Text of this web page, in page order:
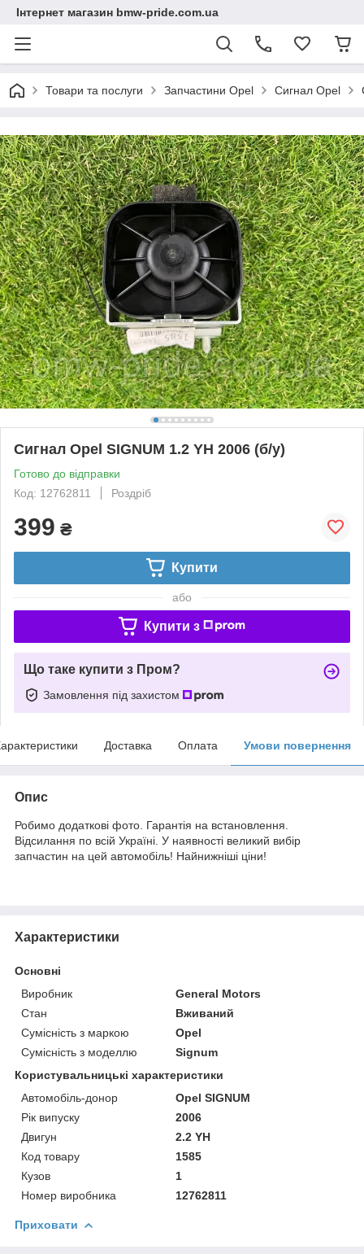
Інтернет магазин bmw-pride.com.ua
Товари та послуги Запчастини Opel Сигнал Opel
Сигнал Opel SIGNUM 1.2 YH 2006 (б/у)
Готово до відправки
Код: 12762811
Роздріб
399 ₴
Купити
або
Купити з
Що таке купити з Пром?
Замовлення під захистом
Доставка Оплата Умови повернення
Опис
Робимо додаткові фото. Гарантія на встановлення.
Відсилання по всій Україні. У наявності великий вибір
запчастин на цей автомобіль! Найнижніші ціни!
Характеристики
Основні
Виробник
General Motors
Стан
Вживаний
Сумісність з маркою
Opel
Сумісність з моделлю
Signum
Користувальницькі характеристики
Автомобіль-донор
Opel SIGNUM
Рік випуску
2006
Двигун
2.2 YH
Код товару
1585
Кузов
1
Номер виробника
12762811
Приховати